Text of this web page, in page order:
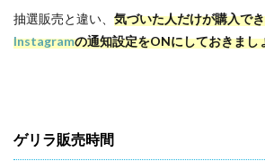
抽選販売と違い、 気づいた人だけが購入で
Instagramの通知設定をONにしておきまし
ゲリラ販売時間